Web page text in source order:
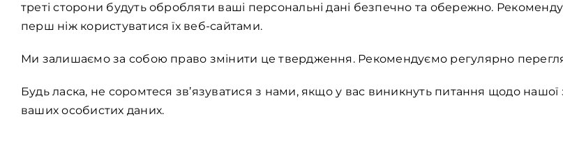
треті сторони будуть обробляти ваші персональні дані безпечно та обережно.
перш ніж користуватися їх веб-сайтами.
Ми залишаємо за собою право змінити це твердження. Рекомендуємо регулярно
Будь ласка, не соромтеся зв’язуватися з нами, якщо у вас виникнуть питання щодо
ваших особистих даних.